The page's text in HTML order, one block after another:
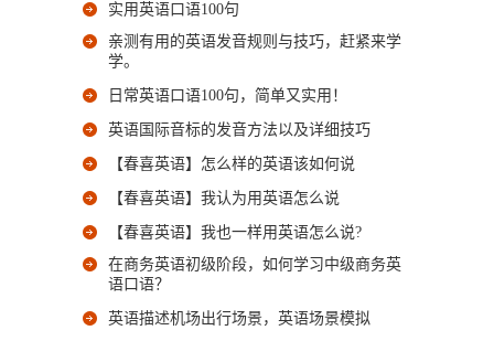
实用英语口语100句
亲测有用的英语发音规则与技巧，赶紧来学
学。
日常英语口语100句，简单又实用！
英语国际音标的发音方法以及详细技巧
【春喜英语】怎么样的英语该如何说
【春喜英语】我认为用英语怎么说
【春喜英语】我也一样用英语怎么说?
在商务英语初级阶段，如何学习中级商务英
语口语？
英语描述机场出行场景，英语场景模拟